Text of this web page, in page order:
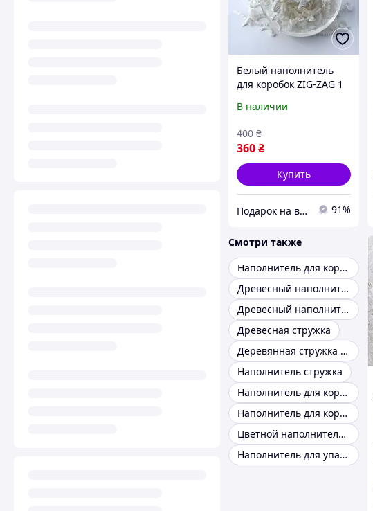
Белый наполнитель
для коробок ZIG-ZAG 1
наполнитель для
Декоративный
наполнитель купить
В наличии
360₴
400 ₴
Купить
Подарок на все праздники 91%
Смотри также
Наполнитель для коробок
Древесный наполнитель 15 кг
Древесный наполнитель
Древесная стружка
Деревянная стружка наполнитель
Наполнитель стружка
Наполнитель для коробок древесная стружка
Наполнитель для коробок тишью
Цветной наполнитель для коробок
Наполнитель для упаковки